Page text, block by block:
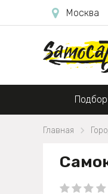
Москва
Главная